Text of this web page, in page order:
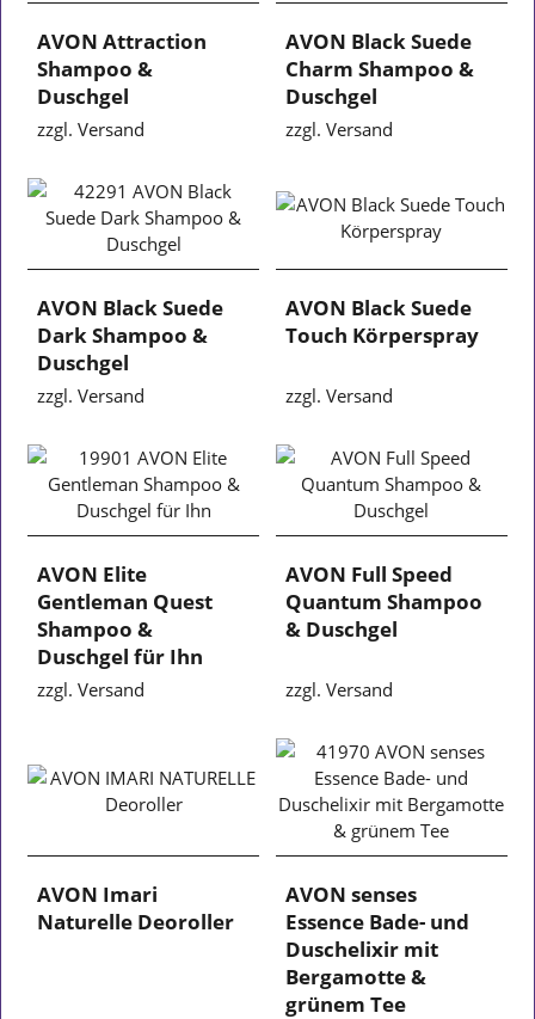
AVON Attraction
Shampoo &
Duschgel
zzgl. Versand
AVON Black Suede
Charm Shampoo &
Duschgel
zzgl. Versand
AVON Black Suede
Dark Shampoo &
Duschgel
zzgl. Versand
AVON Black Suede
Touch Körperspray
zzgl. Versand
AVON Elite
Gentleman Quest
Shampoo &
Duschgel für Ihn
zzgl. Versand
AVON Full Speed
Quantum Shampoo
& Duschgel
zzgl. Versand
AVON Imari
Naturelle Deoroller
AVON senses
Essence Bade- und
Duschelixir mit
Bergamotte &
grünem Tee